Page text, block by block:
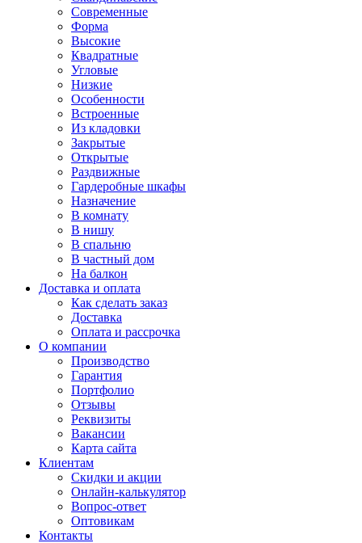
Современные
Форма
Высокие
Квадратные
Угловые
Низкие
Особенности
Встроенные
Из кладовки
Закрытые
Открытые
Раздвижные
Гардеробные шкафы
Назначение
В комнату
В нишу
В спальню
В частный дом
На балкон
Доставка и оплата
Как сделать заказ
Доставка
Оплата и рассрочка
О компании
Производство
Гарантия
Портфолио
Отзывы
Реквизиты
Вакансии
Карта сайта
Клиентам
Скидки и акции
Онлайн-калькулятор
Вопрос-ответ
Оптовикам
Контакты